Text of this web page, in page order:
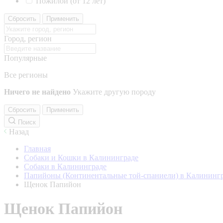
Сбросить Применить
Город, регион
Популярные
Все регионы
Ничего не найдено Укажите другую породу
Сбросить
Применить
Поиск
Назад
Главная
Собаки и Кошки в Калининграде
Собаки в Калининграде
Папийоны (Континентальные той-спаниели) в
Щенок Папийон
Щенок Папийон